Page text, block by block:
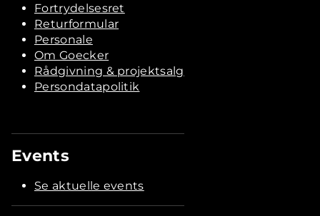
Fortrydelsesret
Returformular
Personale
Om Goecker
Rådgivning & projektsalg
Persondatapolitik
Events
Se aktuelle events